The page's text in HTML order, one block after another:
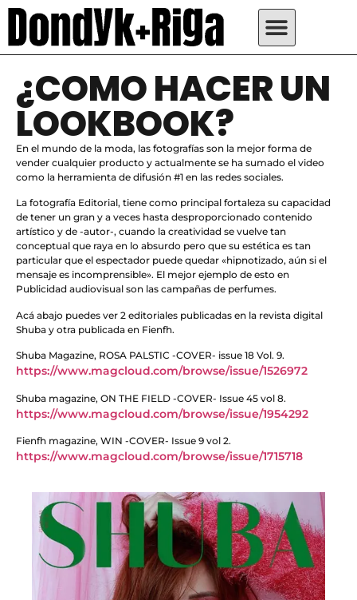
¿COMO HACER UN
LOOKBOOK?
En el mundo de la moda, las fotografías son la mejor forma de
vender cualquier producto y actualmente se ha sumado el video
como la herramienta de difusión #1 en las redes sociales.
La fotografía Editorial, tiene como principal fortaleza su capacidad
de tener un gran y a veces hasta desproporcionado contenido
artístico y de -autor-, cuando la creatividad se vuelve tan
conceptual que raya en lo absurdo pero que su estética es tan
particular que el espectador puede quedar «hipnotizado, aún si el
mensaje es incomprensible». El mejor ejemplo de esto en
Publicidad audiovisual son las campañas de perfumes.
Acá abajo puedes ver 2 editoriales publicadas en la revista digital
Shuba y otra publicada en Fienfh.
Shuba Magazine, ROSA PALSTIC -COVER- issue 18 Vol. 9.
https://www.magcloud.com/browse/issue/1526972
Shuba magazine, ON THE FIELD -COVER- Issue 45 vol 8.
https://www.magcloud.com/browse/issue/1954292
Fienfh magazine, WIN -COVER- Issue 9 vol 2.
https://www.magcloud.com/browse/issue/1715718